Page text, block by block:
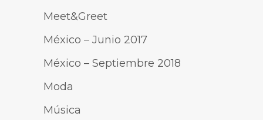
Meet&Greet
México – Junio 2017
México – Septiembre 2018
Moda
Música